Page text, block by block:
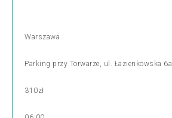
Warszawa
Parking przy Torwarze, ul. Łazienkowska 6a
310zł